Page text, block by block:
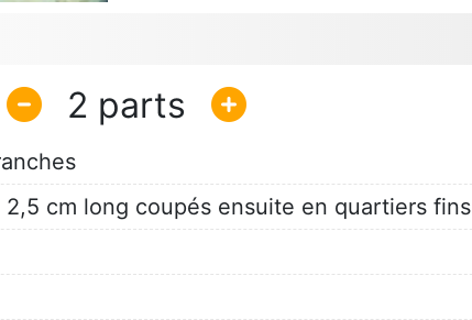
2
2,5 cm long coupés ensuite en quartiers fins